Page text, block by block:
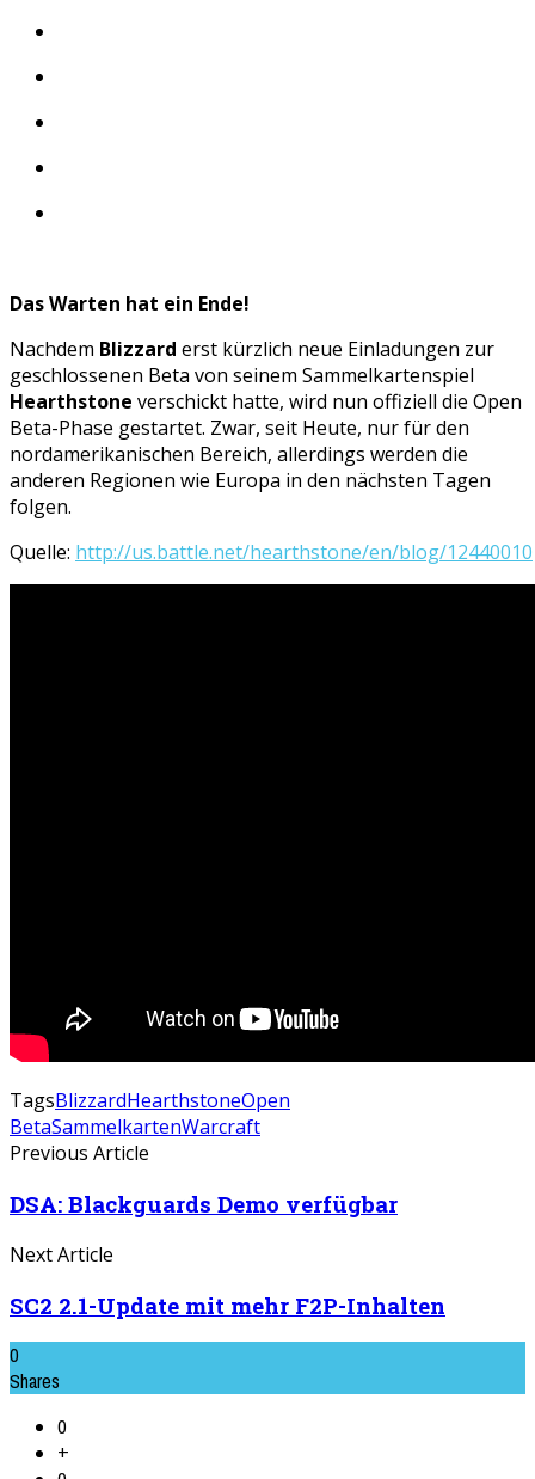
Das Warten hat ein Ende!
Nachdem Blizzard erst kürzlich neue Einladungen zur
geschlossenen Beta von seinem Sammelkartenspiel
Hearthstone verschickt hatte, wird nun offiziell die Open
Beta-Phase gestartet. Zwar, seit Heute, nur für den
nordamerikanischen Bereich, allerdings werden die
anderen Regionen wie Europa in den nächsten Tagen
folgen.
Quelle: http://us.battle.net/hearthstone/en/blog/12440010
TagsBlizzardHearthstoneOpen
BetaSammelkartenWarcraft
Previous Article
DSA: Blackguards Demo verfügbar
Next Article
SC2 2.1-Update mit mehr F2P-Inhalten
0
Shares
0
+